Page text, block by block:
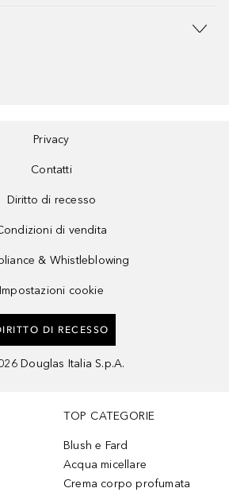
Privacy
Contatti
Diritto di recesso
di vendita
& Whistleblowing
Impostazioni cookie
DI RECESSO
Douglas Italia S.p.A.
TOP CATEGORIE
Blush e Fard
Acqua micellare
Crema corpo profumata